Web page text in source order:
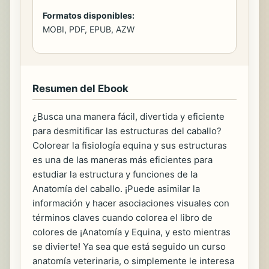
Formatos disponibles:
MOBI, PDF, EPUB, AZW
Resumen del Ebook
¿Busca una manera fácil, divertida y eficiente
para desmitificar las estructuras del caballo?
Colorear la fisiología equina y sus estructuras
es una de las maneras más eficientes para
estudiar la estructura y funciones de la
Anatomía del caballo. ¡Puede asimilar la
información y hacer asociaciones visuales con
términos claves cuando colorea el libro de
colores de ¡Anatomía y Equina, y esto mientras
se divierte! Ya sea que está seguido un curso
anatomía veterinaria, o simplemente le interesa